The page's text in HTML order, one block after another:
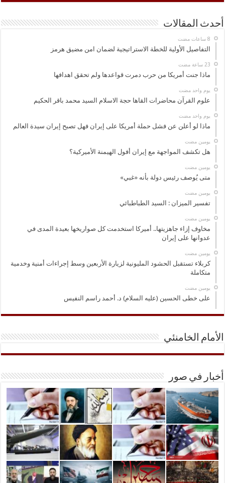
أحدث المقالات
التفاصيل الأولية للخطة الاستراتيجية لضمان امن مضيق هرمز
ماذا جنت أمريكا من حرب دمرت قواعدها ولم تحقق اهدافها
‏يوم واحد مضت
علوم القرآن محاضرات القاها حجة الاسلام السيد محمد باقر الحكيم
‏يوم واحد مضت
ماذا لو أعلن عن فشل حملة أمريكا على إيران فهل تصبح إيران سيدة العالم
‏يومين مضت
هل تكشف المواجهة مع إيران أفول الهيمنة الأميركية؟
‏يومين مضت
متى يُوصف رئيس دولة بأنه «غبي»
‏يومين مضت
تفسير الميزان : السيد الطباطبائي
‏يومين مضت
مخاوف إزاء جاهزيتها.. أميركا استخدمت كل صواريخها بعيدة المدى في
عدوانها على إيران
‏يومين مضت
كربلاء تستقبل الحشود المليونية لزيارة الأربعين وسط إجراءات أمنية وخدمية
متكاملة
‏يومين مضت
على خطى الحسين (عليه السلام) د. أحمد راسم النفيس
الأمام الخامنئي
أخبار في صور